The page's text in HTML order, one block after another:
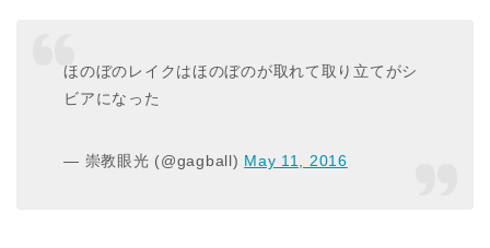
ほのぼのレイクはほのぼのが取れて取り立てがシ
ビアになった
— 崇教眼光 (@gagball) May 11, 2016